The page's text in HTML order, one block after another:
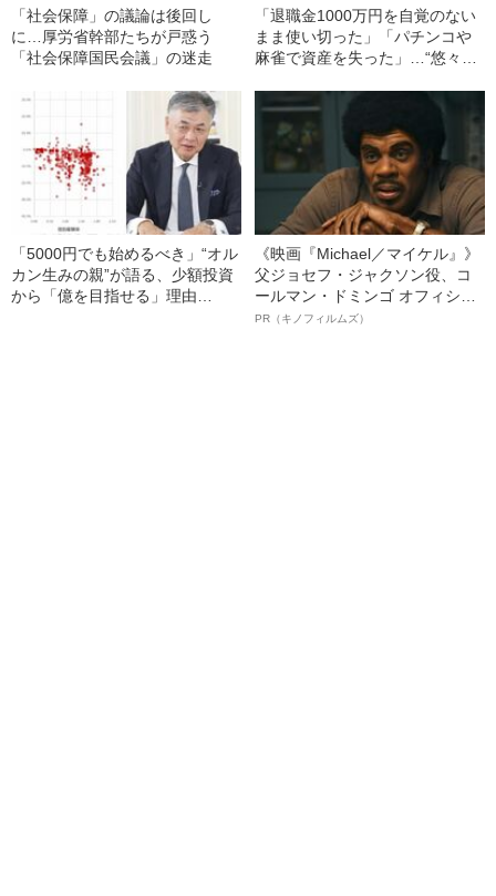
「社会保障」の議論は後回し
に…厚労省幹部たちが戸惑う
「社会保障国民会議」の迷走
「退職金1000万円を自覚のない
まま使い切った」「パチンコや
麻雀で資産を失った」…“悠々自
たちの実態
「5000円でも始めるべき」“オル
カン生みの親”が語る、少額投資
から「億を目指せる」理由
《映画『Michael／マイケル』》
父ジョセフ・ジャクソン役、コ
ールマン・ドミンゴ オフィシャ
ルインタビュー“観客を魅了した
PR（キノフィルムズ）